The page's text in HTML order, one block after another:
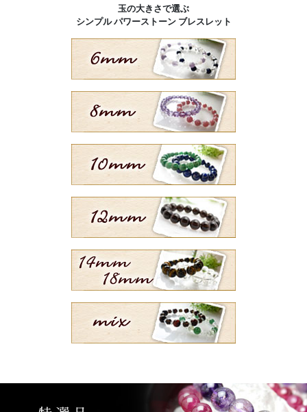
玉の大きさで選ぶ
シンプル パワーストーン ブレスレット